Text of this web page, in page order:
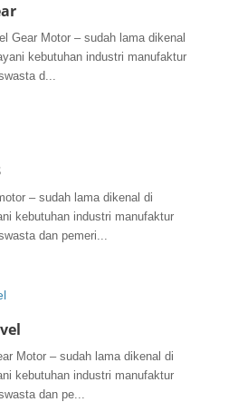
Gear Motor – sudah lama dikenal
kebutuhan industri manufaktur
d...
– sudah lama dikenal di
kebutuhan industri manufaktur
dan pemeri...
Motor – sudah lama dikenal di
kebutuhan industri manufaktur
dan pe...